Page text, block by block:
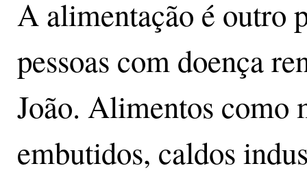
A alimentação é outro
pessoas com doença
João. Alimentos como
embutidos, caldos